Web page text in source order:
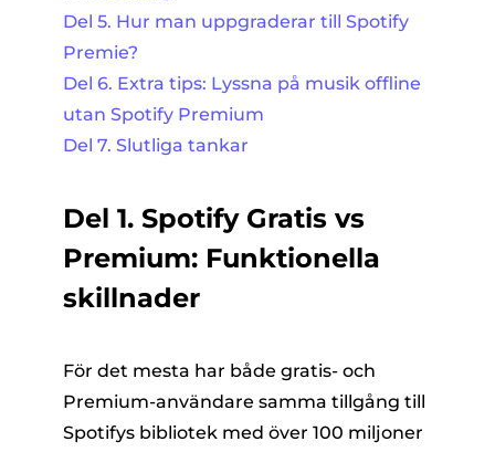
Del 5. Hur man uppgraderar till Spotify
Premie?
Del 6. Extra tips: Lyssna på musik offline
utan Spotify Premium
Del 7. Slutliga tankar
Del 1. Spotify Gratis vs
Premium: Funktionella
skillnader
För det mesta har både gratis- och
Premium-användare samma tillgång till
Spotifys bibliotek med över 100 miljoner